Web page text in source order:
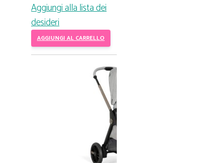
Aggiungi alla lista dei
desideri
AGGIUNGI AL CARRELLO